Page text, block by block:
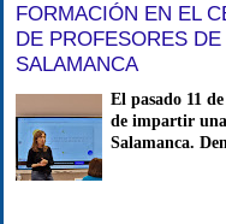
FORMACIÓN EN EL
DE PROFESORES DE
SALAMANCA
El pasado 11
de impartir
Salamanca.